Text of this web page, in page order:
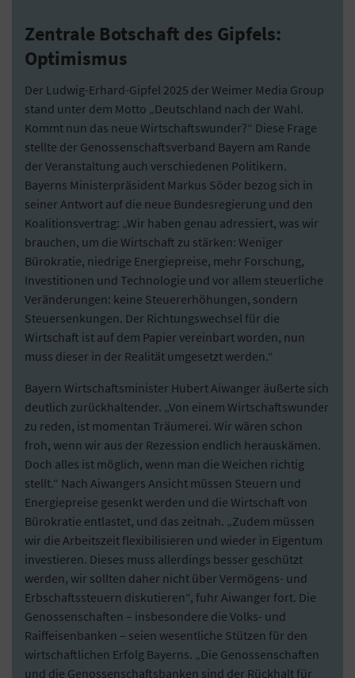
Zentrale Botschaft des Gipfels:
Optimismus
Der Ludwig-Erhard-Gipfel 2025 der Weimer Media Group
stand unter dem Motto „Deutschland nach der Wahl.
Kommt nun das neue Wirtschaftswunder?“ Diese Frage
stellte der Genossenschaftsverband Bayern am Rande
der Veranstaltung auch verschiedenen Politikern.
Bayerns Ministerpräsident Markus Söder bezog sich in
seiner Antwort auf die neue Bundesregierung und den
Koalitionsvertrag: „Wir haben genau adressiert, was wir
brauchen, um die Wirtschaft zu stärken: Weniger
Bürokratie, niedrige Energiepreise, mehr Forschung,
Investitionen und Technologie und vor allem steuerliche
Veränderungen: keine Steuererhöhungen, sondern
Steuersenkungen. Der Richtungswechsel für die
Wirtschaft ist auf dem Papier vereinbart worden, nun
muss dieser in der Realität umgesetzt werden.“
Bayern Wirtschaftsminister Hubert Aiwanger äußerte sich
deutlich zurückhaltender. „Von einem Wirtschaftswunder
zu reden, ist momentan Träumerei. Wir wären schon
froh, wenn wir aus der Rezession endlich herauskämen.
Doch alles ist möglich, wenn man die Weichen richtig
stellt.“ Nach Aiwangers Ansicht müssen Steuern und
Energiepreise gesenkt werden und die Wirtschaft von
Bürokratie entlastet, und das zeitnah. „Zudem müssen
wir die Arbeitszeit flexibilisieren und wieder in Eigentum
investieren. Dieses muss allerdings besser geschützt
werden, wir sollten daher nicht über Vermögens- und
Erbschaftssteuern diskutieren“, fuhr Aiwanger fort. Die
Genossenschaften – insbesondere die Volks- und
Raiffeisenbanken – seien wesentliche Stützen für den
wirtschaftlichen Erfolg Bayerns. „Die Genossenschaften
und die Genossenschaftsbanken sind der Rückhalt für